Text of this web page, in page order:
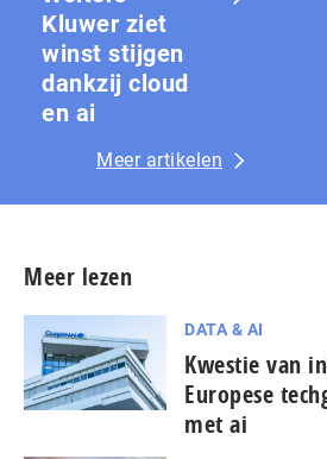
Kluwer ziet
winst stijgen
dankzij cloud
en ai
Meer artikelen
Meer lezen
DATA & AI
Kwestie van
Europese
met ai